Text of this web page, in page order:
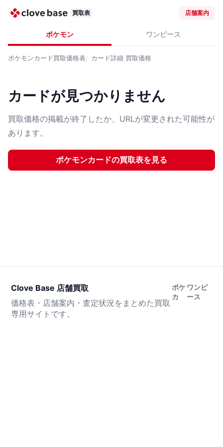
買取表 店舗案内
ポケモン ワンピース
ポケモンカード買取価格表 カード詳細 買取価格
カードが見つかりません
買取価格の掲載が終了したか、URLが変更された可能性が
あります。
ポケモンカードの買取表を見る
Clove Base 店舗買取
価格表・店舗案内・査定状況をまとめた買取
専用サイトです。
ポケ
カ
ワンピ
ース